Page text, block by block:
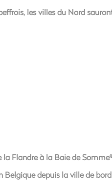
les villes du Nord
la Flandre à la Baie de Somme
Belgique depuis la ville de